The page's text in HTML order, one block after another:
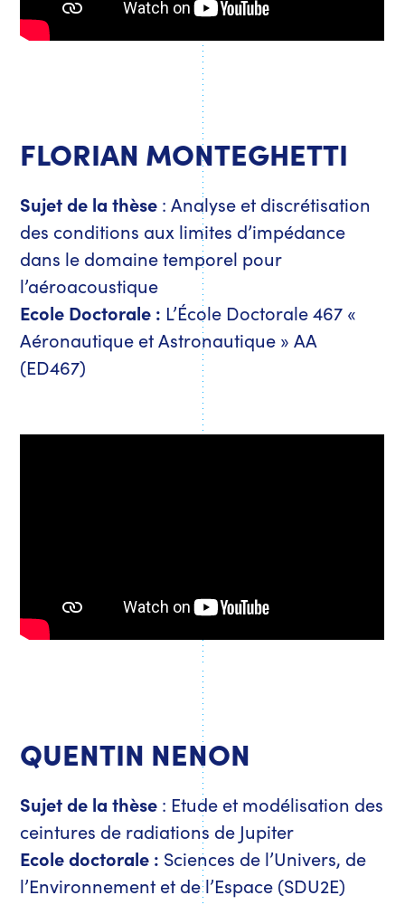
FLORIAN MONTEGHETTI
Sujet de la thèse :Analyse et discrétisation
des conditions aux limites d’impédance
dans le domaine temporel pour
l’aéroacoustique
Ecole Doctorale : L’École Doctorale 467 «
Aéronautique et Astronautique » AA
(ED467)
QUENTIN NENON
Sujet de la thèse : Etude et modélisation des
ceintures de radiations de Jupiter
Ecole doctorale : Sciences de l’Univers, de
l’Environnement et de l’Espace (SDU2E)